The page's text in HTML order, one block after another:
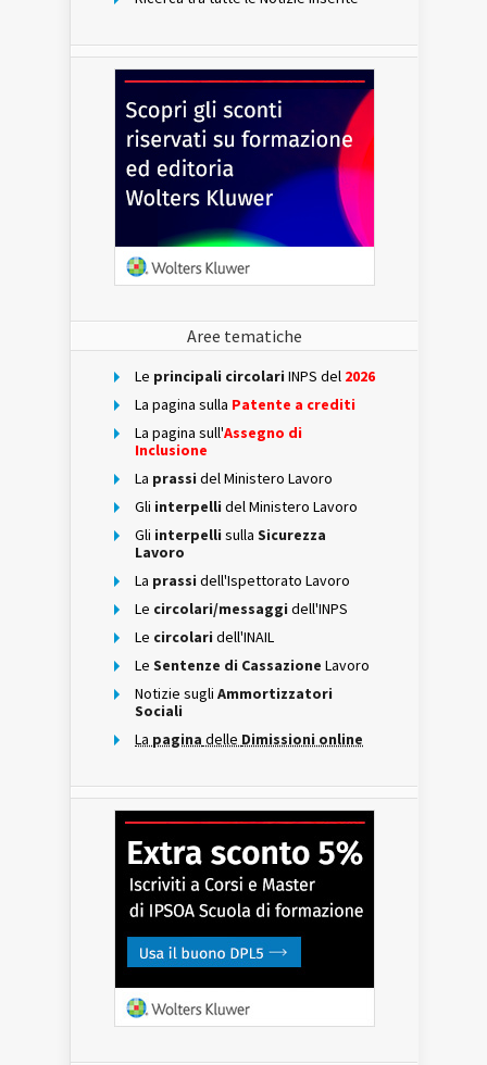
Aree tematiche
Le principali circolari INPS del 2026
La pagina sulla Patente a crediti
La pagina sull'Assegno di
Inclusione
La prassi del Ministero Lavoro
Gli interpelli del Ministero Lavoro
Gli interpelli sulla Sicurezza
Lavoro
La prassi dell'Ispettorato Lavoro
Le circolari/messaggi dell'INPS
Le circolari dell'INAIL
Le Sentenze di Cassazione Lavoro
Notizie sugli Ammortizzatori
Sociali
La pagina delle Dimissioni online